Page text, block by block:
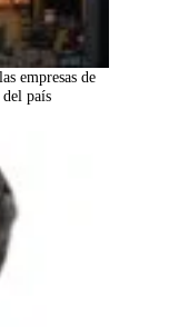
empresas de
país